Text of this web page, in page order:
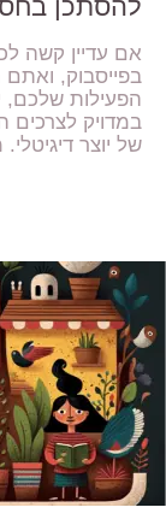
להסתכן
אם עדיין קשה
בפייסבוק,
הפעילות
במדויק לצרכים
של יוצר דיגיטלי.